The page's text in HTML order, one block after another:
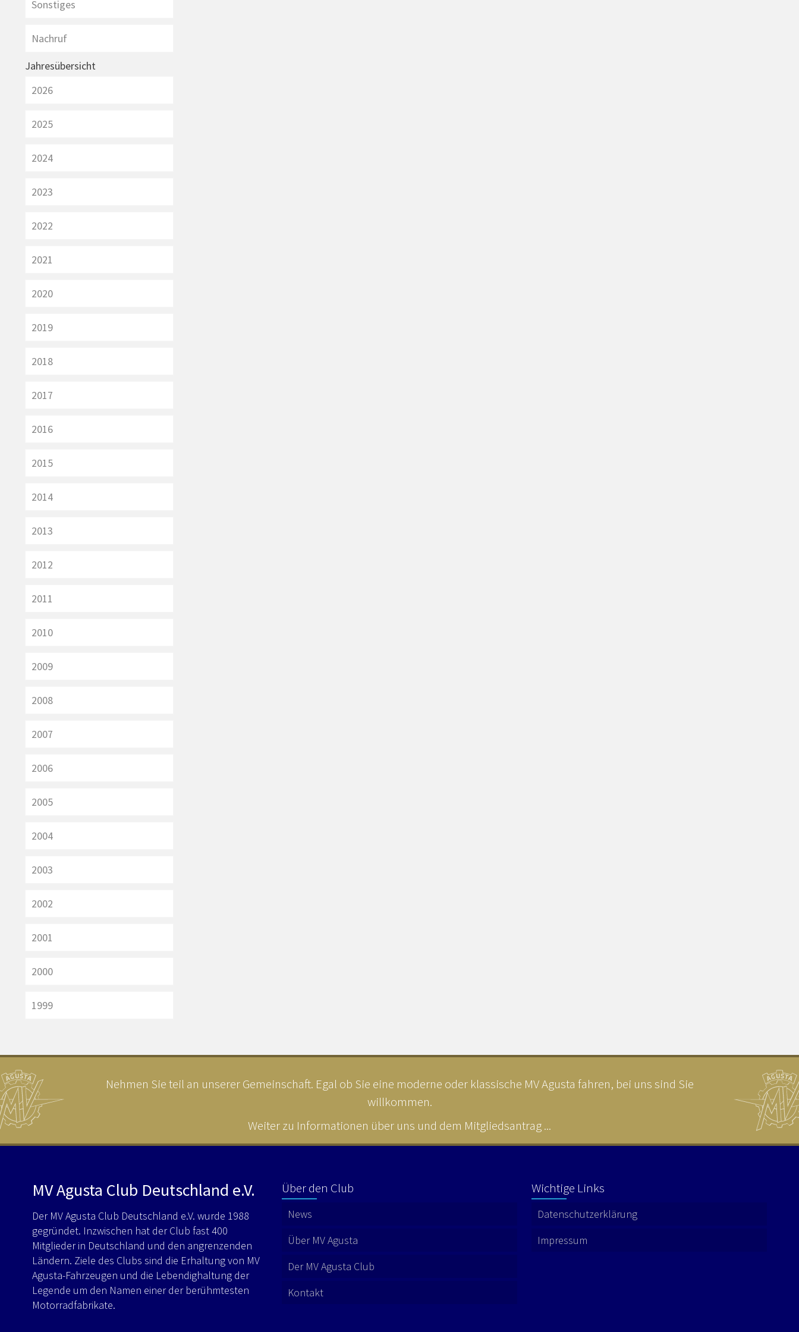
Sonstiges
Nachruf
Jahresübersicht
2026
2025
2024
2023
2022
2021
2020
2019
2018
2017
2016
2015
2014
2013
2012
2011
2010
2009
2008
2007
2006
2005
2004
2003
2002
2001
2000
1999
Nehmen Sie teil an unserer Gemeinschaft. Egal ob Sie eine moderne oder klassische MV Agusta fahren, bei uns sind Sie
willkommen.
Weiter zu Informationen über uns und dem Mitgliedsantrag ...
MV Agusta Club Deutschland e.V.
Der MV Agusta Club Deutschland e.V. wurde 1988
gegründet. Inzwischen hat der Club fast 400
Mitglieder in Deutschland und den angrenzenden
Ländern. Ziele des Clubs sind die Erhaltung von MV
Agusta-Fahrzeugen und die Lebendighaltung der
Legende um den Namen einer der berühmtesten
Motorradfabrikate.
Über den Club
News
Über MV Agusta
Der MV Agusta Club
Kontakt
Wichtige Links
Datenschutzerklärung
Impressum